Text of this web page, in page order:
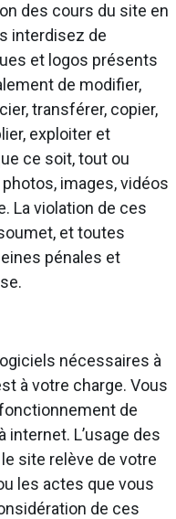
des cours du site en
interdisez de
et logos présents
de modifier,
transférer, copier,
exploiter et
ce soit, tout ou
images, vidéos
La violation de ces
et toutes
pénales et
nécessaires à
à votre charge. Vous
de
L’usage des
site relève de votre
les actes que vous
de ces